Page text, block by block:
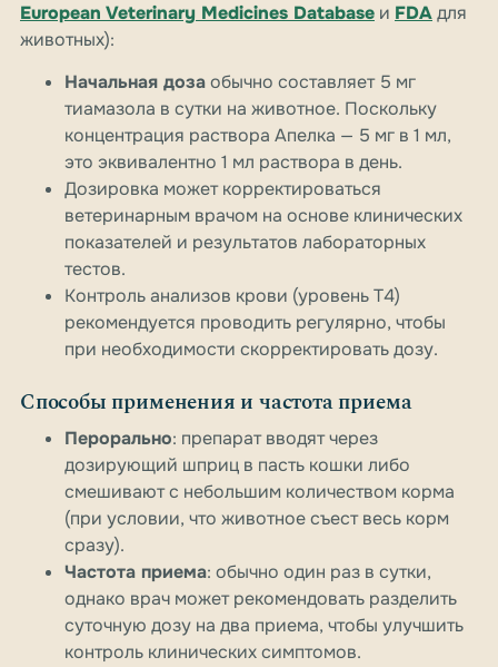
European Veterinary Medicines Database и FDAдля
животных):
Начальная дозаобычно составляет 5 мг
тиамазола в сутки на животное. Поскольку
концентрация раствора Апелка — 5 мг в 1 мл,
это эквивалентно 1 мл раствора в день.
Дозировка может корректироваться
ветеринарным врачом на основе клинических
показателей и результатов лабораторных
тестов.
Контроль анализов крови (уровень Т4)
рекомендуется проводить регулярно, чтобы
при необходимости скорректировать дозу.
Способы применения и частота приема
Перорально: препарат вводят через
дозирующий шприц в пасть кошки либо
смешивают с небольшим количеством корма
(при условии, что животное съест весь корм
сразу).
Частота приема: обычно один раз в сутки,
однако врач может рекомендовать разделить
суточную дозу на два приема, чтобы улучшить
контроль клинических симптомов.